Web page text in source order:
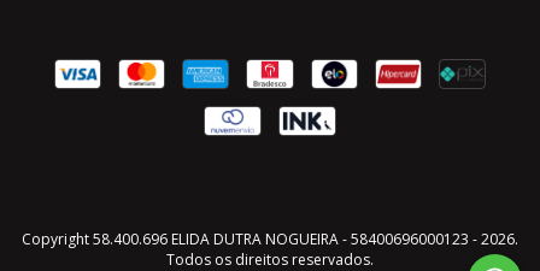
Copyright 58.400.696 ELIDA DUTRA NOGUEIRA - 58400696000123 - 2026.
Todos os direitos reservados.